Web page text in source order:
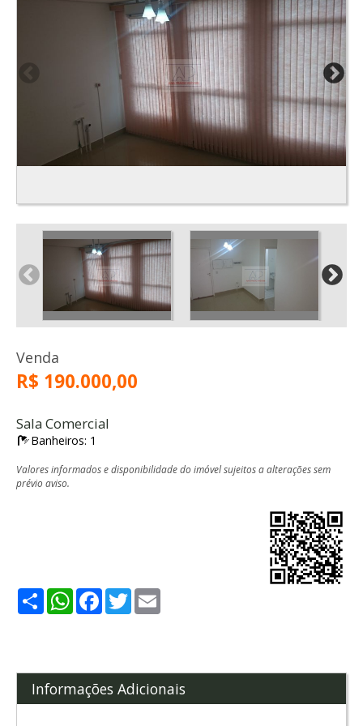
Venda
R$ 190.000,00
Sala Comercial
Banheiros: 1
Valores informados e disponibilidade do imóvel sujeitos a alterações sem
prévio aviso.
ShareWhatsApp
Facebook
Twitter
Informações Adicionais